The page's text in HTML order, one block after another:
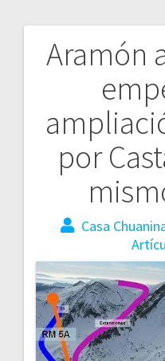
Aramón
por
Casa